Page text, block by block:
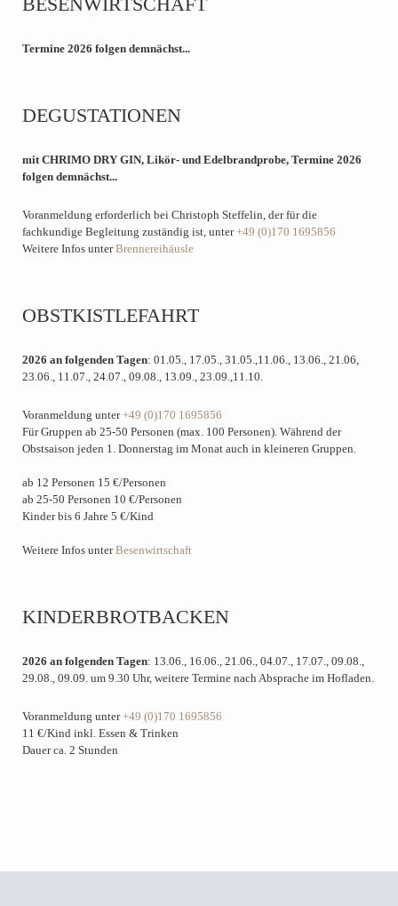
Termine 2026 folgen demnächst...
DEGUSTATIONEN
mitCHRIMO DRY GIN, Likör- und Edelbrandprobe, Termine 2026
folgen demnächst...
Voranmeldung erforderlich bei Christoph Steffelin, der für die
fachkundige Begleitung zuständig ist, unter+49 (0)170 1695856
Weitere Infos unterBrennereihäusle
OBSTKISTLEFAHRT
2026 an folgenden Tagen: 01.05., 17.05., 31.05.,11.06., 13.06., 21.06,
23.06., 11.07., 24.07., 09.08., 13.09., 23.09.,11.10.
Voranmeldung unter+49 (0)170 1695856
Für Gruppen ab 25-50 Personen (max. 100 Personen). Während der
Obstsaison jeden 1. Donnerstag im Monat auch in kleineren Gruppen.
ab 12 Personen 15 €/Personen
ab 25-50 Personen 10 €/Personen
Kinder bis 6 Jahre 5 €/Kind
Weitere Infos unterBesenwirtschaft
KINDERBROTBACKEN
2026 an folgenden Tagen: 13.06., 16.06., 21.06., 04.07., 17.07., 09.08.,
29.08., 09.09. um 9.30 Uhr, weitere Termine nach Absprache im Hofladen.
Voranmeldung unter+49 (0)170 1695856
11 €/Kind inkl. Essen & Trinken
Dauer ca. 2 Stunden